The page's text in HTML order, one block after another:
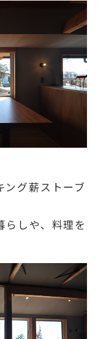
ング薪ストーブ
らしや、料理を